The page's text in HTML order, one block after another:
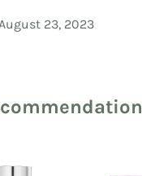
23, 2023